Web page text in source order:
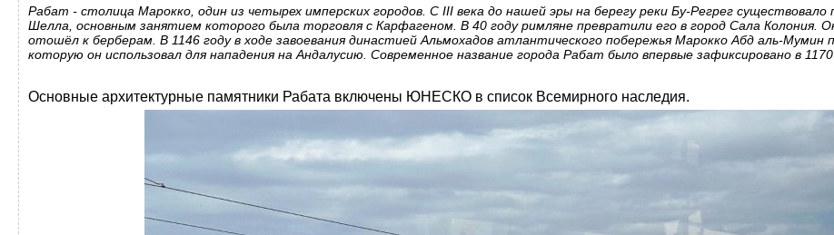
Рабат - столица Марокко, один из четырех имперских городов. С III века до нашей эры на берегу реки Бу-Регрег существовало
Шелла, основным занятием которого была торговля с Карфагеном. В 40 году римляне превратили его в город Сала Колония.
отошёл к берберам. В 1146 году в ходе завоевания династией Альмохадов атлантического побережья Марокко Абд аль-Мумин
которую он использовал для нападения на Андалусию. Современное название города Рабат было впервые зафиксировано в 1170
Основные архитектурные памятники Рабата включены ЮНЕСКО в список Всемирного наследия.